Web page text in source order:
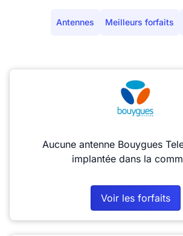
Antennes Meilleurs forfaits
Aucune antenne Bouygues
implantée dans la
Voir les forfaits